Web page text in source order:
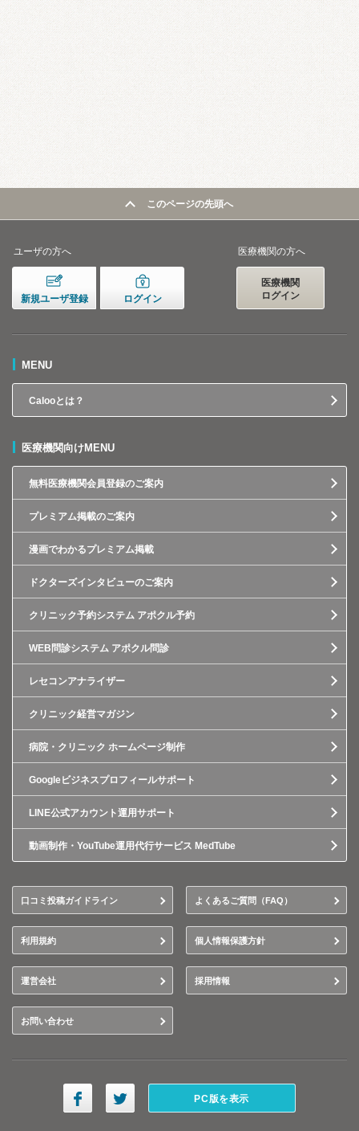
このページの先頭へ
ユーザの方へ
新規ユーザ登録 ログイン
医療機関の方へ
医療機関
ログイン
MENU
Calooとは？
医療機関向けMENU
無料医療機関会員登録のご案内
プレミアム掲載のご案内
漫画でわかるプレミアム掲載
ドクターズインタビューのご案内
クリニック予約システム アポクル予約
WEB問診システム アポクル問診
レセコンアナライザー
クリニック経営マガジン
病院・クリニック ホームページ制作
Googleビジネスプロフィールサポート
LINE公式アカウント運用サポート
動画制作・YouTube運用代行サービス MedTube
口コミ投稿ガイドライン よくあるご質問（FAQ）
利用規約 個人情報保護方針
運営会社 採用情報
お問い合わせ
PC版を表示